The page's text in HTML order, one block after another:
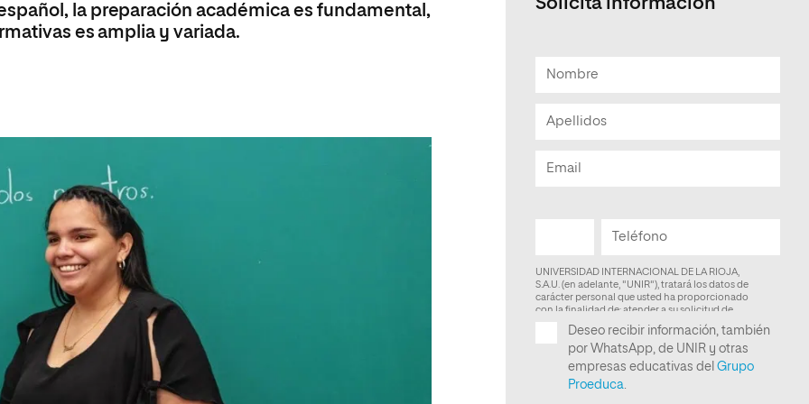
la preparación académica es fundamental,
es amplia y variada.
Solicita informacion